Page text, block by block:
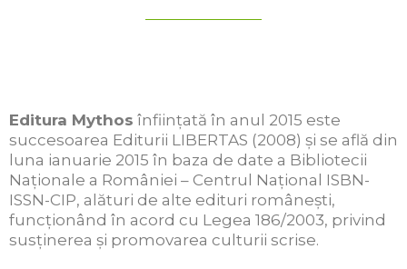
Editura Mythos înființată în anul 2015 este
succesoarea Editurii LIBERTAS (2008) și se află din
luna ianuarie 2015 în baza de date a Bibliotecii
Naționale a României – Centrul Național ISBN-
ISSN-CIP, alături de alte edituri românești,
funcționând în acord cu Legea 186/2003, privind
susținerea și promovarea culturii scrise.